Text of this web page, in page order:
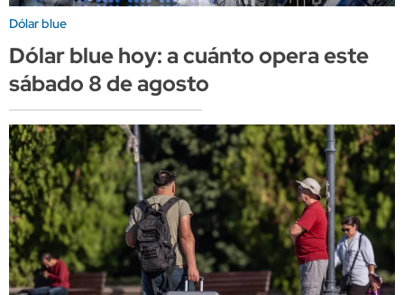
Dólar blue
Dólar blue hoy: a cuánto opera este
sábado 8 de agosto